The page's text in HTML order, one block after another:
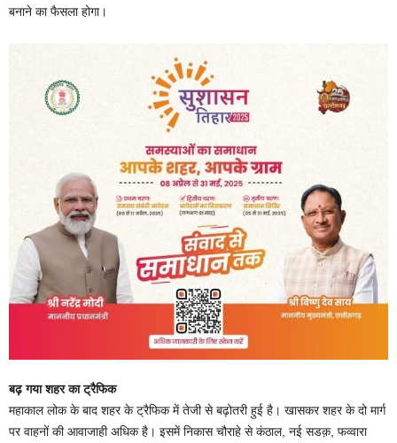
बनाने का फैसला होगा।
बढ़ गया शहर का ट्रैफिक
महाकाल लोक के बाद शहर के ट्रैफिक में तेजी से बढ़ोतरी हुई है। खासकर शहर के दो मार्ग
पर वाहनों की आवाजाही अधिक है। इसमें निकास चौराहे से कंठाल, नई सडक़, फव्वारा